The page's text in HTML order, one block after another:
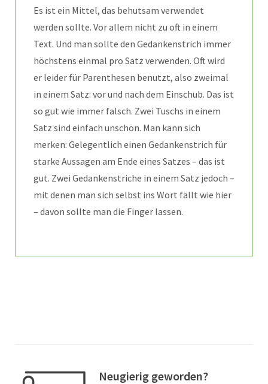
Es ist ein Mittel, das behutsam verwendet
werden sollte. Vor allem nicht zu oft in einem
Text. Und man sollte den Gedankenstrich immer
höchstens einmal pro Satz verwenden. Oft wird
er leider für Parenthesen benutzt, also zweimal
in einem Satz: vor und nach dem Einschub. Das ist
so gut wie immer falsch. Zwei Tuschs in einem
Satz sind einfach unschön. Man kann sich
merken: Gelegentlich einen Gedankenstrich für
starke Aussagen am Ende eines Satzes – das ist
gut. Zwei Gedankenstriche in einem Satz jedoch –
mit denen man sich selbst ins Wort fällt wie hier
– davon sollte man die Finger lassen.
Neugierig geworden?